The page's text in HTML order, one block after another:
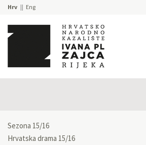
Hrv Eng
Sezona 15/16
Hrvatska drama 15/16